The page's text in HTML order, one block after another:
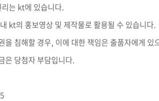
는 kt에 있습니다.
kt의 홍보영상 및 제작물로 활용될 수 있습니다.
을 침해할 경우, 이에 대한 잭임은 출품자에게 있
은 당첨자 부담입니다.